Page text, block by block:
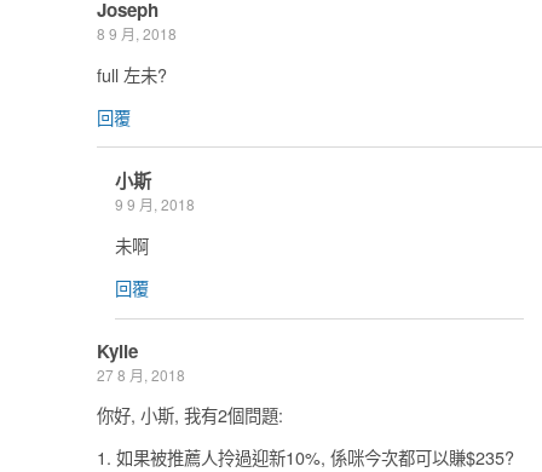
Joseph
8 9 月, 2018
full 左未?
回覆
小斯
9 9 月, 2018
未啊
回覆
Kylie
27 8 月, 2018
你好, 小斯, 我有2個問題:
1. 如果被推薦人拎過迎新10%, 係咪今次都可以賺$235?